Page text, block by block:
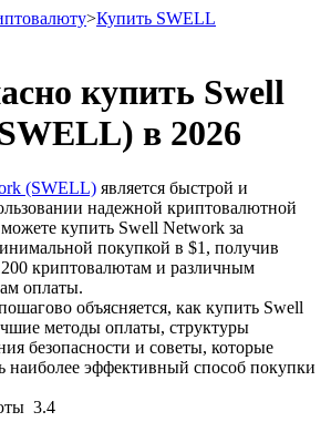
USDT в качестве
>Купить SWELL
купить Swell
в 2026
(SWELL) является быстрой и
надежной криптовалютной
купить Swell Network за
покупкой в ​​$1, получив
криптовалютам и различным
оплаты.
объясняется, как купить Swell
методы оплаты, структуры
безопасности и советы, которые
наиболее эффективный способ покупки
3.4